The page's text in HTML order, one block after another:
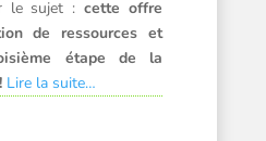
le sujet :cette offre
de ressources et
étape de la
Lire la suite…